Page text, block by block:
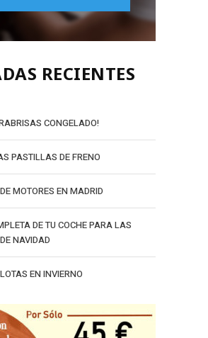
RECIENTES
CONGELADO!
PASTILLAS DE FRENO
MOTORES EN MADRID
DE TU COCHE PARA LAS
NAVIDAD
EN INVIERNO